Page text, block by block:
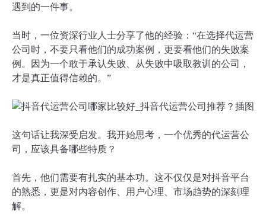
遇到的一件事。
当时，一位资深行业人士分享了他的经验：“在选择代运营
公司时，不要只看他们的成功案例，更要看他们的失败案
例。因为一个敢于承认失败、从失败中吸取教训的公司，
才是真正值得信赖的。”
这句话让我深受启发。我开始思考，一个优秀的代运营公
司，应该具备哪些特质？
首先，他们需要有扎实的基本功。这不仅仅是对抖音平台
的熟悉，更是对内容创作、用户心理、市场趋势的深刻理
解。